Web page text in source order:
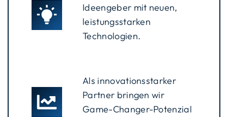
Ideengeber mit neuen,
leistungsstarken
Technologien.
Als innovationsstarker
Partner bringen wir
Game-Changer-Potenzial